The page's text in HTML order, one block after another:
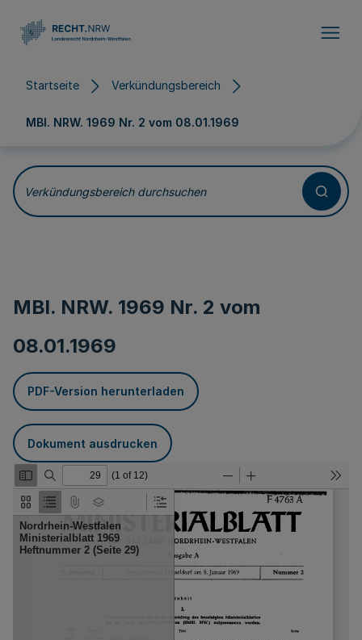
Startseite Verkündungsbereich
MBl. NRW. 1969 Nr. 2 vom 08.01.1969
Verkündungsbereich durchsuchen
MBl. NRW. 1969 Nr. 2 vom
08.01.1969
PDF-Version herunterladen
Dokument ausdrucken